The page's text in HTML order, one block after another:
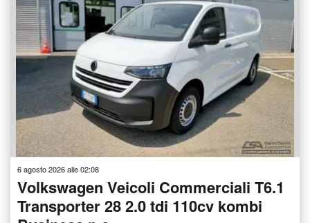
6 agosto 2026 alle 02:08
Volkswagen Veicoli Commerciali T6.1
Transporter 28 2.0 tdi 110cv kombi